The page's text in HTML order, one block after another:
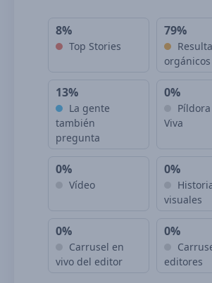
8%
Top Stories
79%
orgánicos
13%
La gente
también
pregunta
0%
Viva
0%
Vídeo
0%
visuales
0%
Carrusel en
vivo del editor
0%
editores